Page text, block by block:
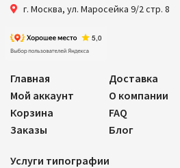
г. Москва, ул. Маросейка 9/2 стр. 8
Главная
Мой аккаунт
Корзина
Заказы
Доставка
О компании
FAQ
Блог
Услуги типографии